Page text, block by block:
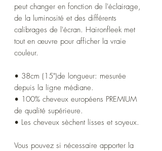
peut changer en fonction de l'éclairage,
de la luminosité et des différents
calibrages de l'écran. Haironfleek met
tout en œuvre pour afficher la vraie
couleur.
• 38cm (15")de longueur: mesurée
depuis la ligne médiane.
• 100% cheveux européens PREMIUM
de qualité supérieure.
• Les cheveux sèchent lisses et soyeux.
Vous pouvez si nécessaire apporter la